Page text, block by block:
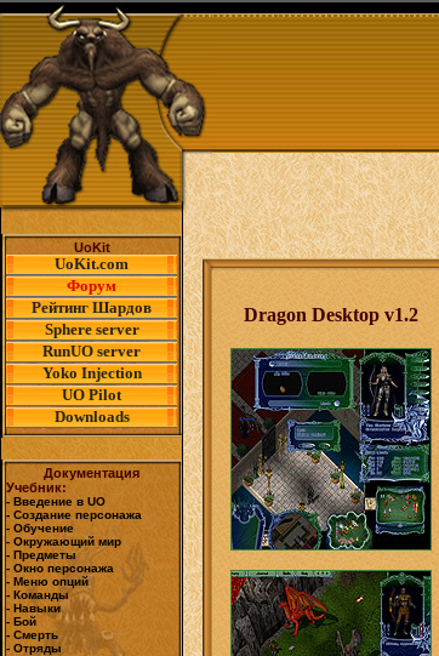
UoKit
UoKit.com
Форум
Рейтинг Шардов
Sphere server
RunUO server
Yoko Injection
UO Pilot
Downloads
Документация
Учебник:
- Введение в UO
- Создание персонажа
- Обучение
- Окружающий мир
- Предметы
- Окно персонажа
- Меню опций
- Команды
- Навыки
- Бой
- Смерть
- Отряды
Dragon Desktop v1.2